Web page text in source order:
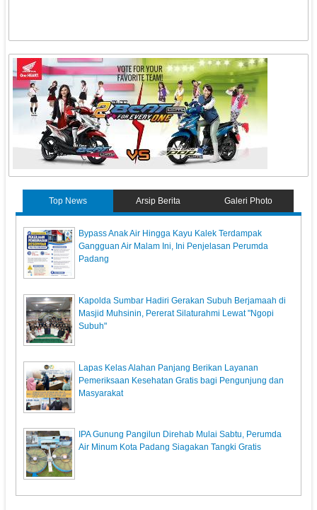
Top News Arsip Berita Galeri Photo
Bypass Anak Air Hingga Kayu Kalek Terdampak
Gangguan Air Malam Ini, Ini Penjelasan Perumda
Padang
Kapolda Sumbar Hadiri Gerakan Subuh Berjamaah di
Masjid Muhsinin, Pererat Silaturahmi Lewat "Ngopi
Subuh"
Lapas Kelas Alahan Panjang Berikan Layanan
Pemeriksaan Kesehatan Gratis bagi Pengunjung dan
Masyarakat
IPA Gunung Pangilun Direhab Mulai Sabtu, Perumda
Air Minum Kota Padang Siagakan Tangki Gratis